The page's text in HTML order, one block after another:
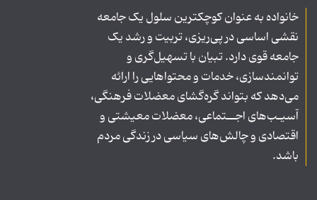
خانواده به عنوان کوچکترین سلول یک جامعه
نقشی اساسی در پی‌ریزی، تربیت و رشد یک
جامعه قوی دارد. تبیان با تسهیل‌گری و
توانمندسازی، خدمات و محتواهایی را ارائه
می‌دهد که بتواند گره‌گشای معضلات فرهنگی،
آسیـب‌های اجــتماعی، معضلات معیشتی و
اقتصادی و چالش‌های سیاسی در زندگی مردم
باشد.